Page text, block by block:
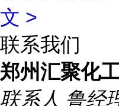
文 >
联系我们
郑州汇聚化
联系人 鲁经